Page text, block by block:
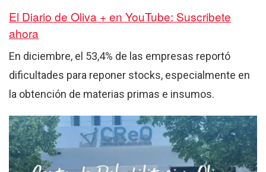
El Diario de Oliva + en YouTube: Suscribete
ahora
En diciembre, el 53,4% de las empresas reportó
dificultades para reponer stocks, especialmente en
la obtención de materias primas e insumos.